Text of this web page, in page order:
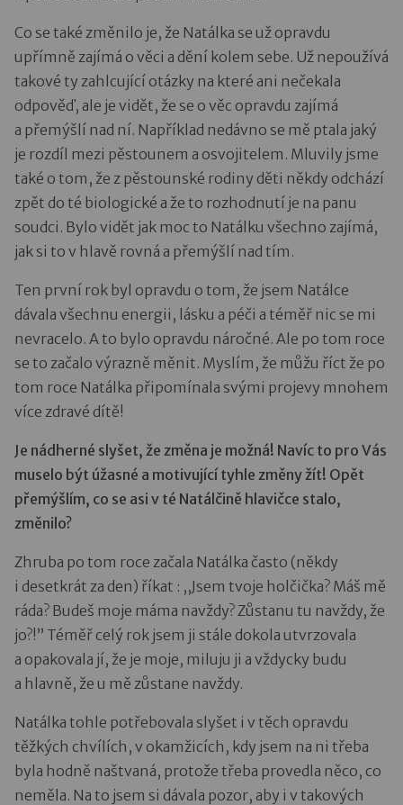
Co se také změnilo je, že Natálka se už opravdu
upřímně zajímá o věci a dění kolem sebe. Už nepoužívá
takové ty zahlcující otázky na které ani nečekala
odpověď, ale je vidět, že se o věc opravdu zajímá
a přemýšlí nad ní. Například nedávno se mě ptala jaký
je rozdíl mezi pěstounem a osvojitelem. Mluvily jsme
také o tom, že z pěstounské rodiny děti někdy odchází
zpět do té biologické a že to rozhodnutí je na panu
soudci. Bylo vidět jak moc to Natálku všechno zajímá,
jak si to v hlavě rovná a přemýšlí nad tím.
Ten první rok byl opravdu o tom, že jsem Natálce
dávala všechnu energii, lásku a péči a téměř nic se mi
nevracelo. A to bylo opravdu náročné. Ale po tom roce
se to začalo výrazně měnit. Myslím, že můžu říct že po
tom roce Natálka připomínala svými projevy mnohem
více zdravé dítě!
Je nádherné slyšet, že změna je možná! Navíc to pro Vás
muselo být úžasné a motivující tyhle změny žít! Opět
přemýšlím, co se asi v té Natálčině hlavičce stalo,
změnilo?
Zhruba po tom roce začala Natálka často (někdy
i desetkrát za den) říkat : ,,Jsem tvoje holčička? Máš mě
ráda? Budeš moje máma navždy? Zůstanu tu navždy, že
jo?!” Téměř celý rok jsem ji stále dokola utvrzovala
a opakovala jí, že je moje, miluju ji a vždycky budu
a hlavně, že u mě zůstane navždy.
Natálka tohle potřebovala slyšet i v těch opravdu
těžkých chvílích, v okamžicích, kdy jsem na ni třeba
byla hodně naštvaná, protože třeba provedla něco, co
neměla. Na to jsem si dávala pozor, aby i v takových